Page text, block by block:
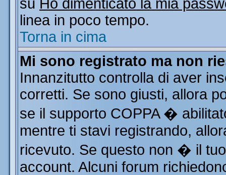
su Ho dimenticato la mia
linea in poco tempo.
Torna in cima
Mi sono registrato ma non
Innanzitutto controlla di aver
corretti. Se sono giusti, allora
se il supporto COPPA �
mentre ti stavi registrando,
ricevuto. Se questo non � il
account. Alcuni forum